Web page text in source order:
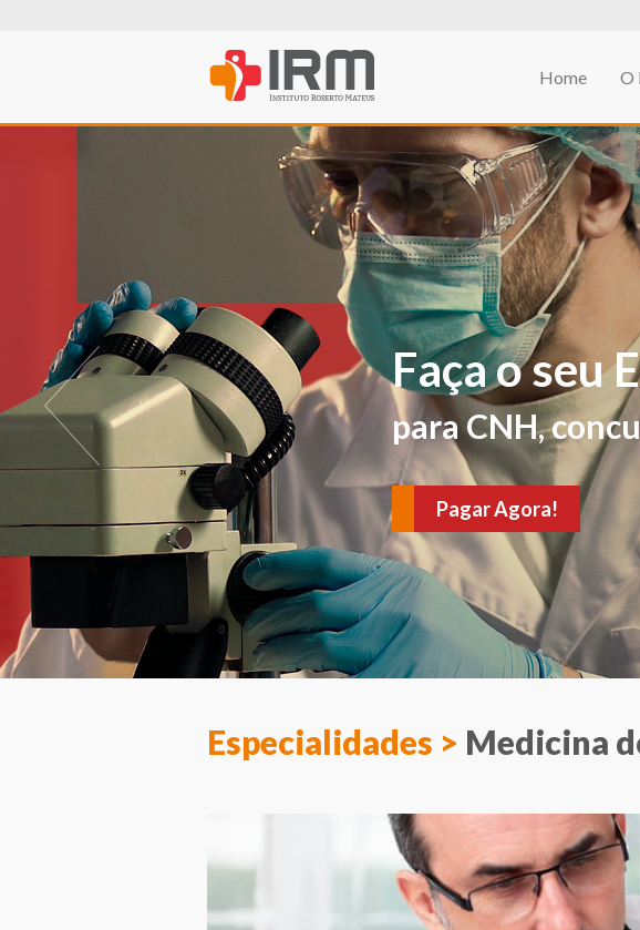
Home O
O IRM agora tem
PROFISSIONAL DE
Para avaliações e verificações
várias doenças. Agende sua
Especialidades > Medicina